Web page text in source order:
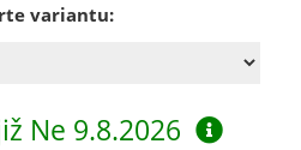
variantu:
Ne 9.8.2026